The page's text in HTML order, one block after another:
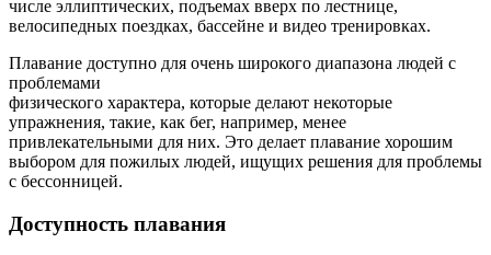
числе эллиптических, подъемах вверх по лестнице,
велосипедных поездках, бассейне и видео тренировках.
Плавание доступно для очень широкого диапазона людей с
проблемами
физического характера, которые делают некоторые
упражнения, такие, как бег, например, менее
привлекательными для них. Это делает плавание хорошим
выбором для пожилых людей, ищущих решения для проблемы
с бессонницей.
Доступность плавания